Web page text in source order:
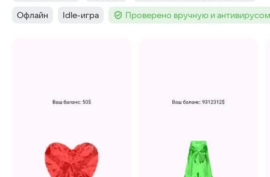
Тег:
Офлайн Тег:
Idle-игра Тег :Проверено вручную и антивирусом